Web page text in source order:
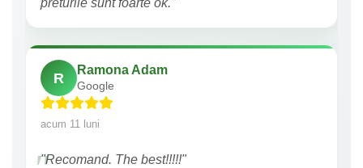
preturile sunt foarte ok."
R
Ramona Adam
Google
acum 11 luni
"Recomand. The best!!!!!"